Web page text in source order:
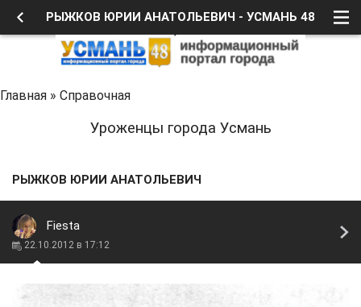
РЫЖКОВ ЮРИИ АНАТОЛЬЕВИЧ - УСМАНЬ 48
Главная » Справочная
Уроженцы города Усмань
РЫЖКОВ ЮРИИ АНАТОЛЬЕВИЧ
Fiesta
22.10.2012 в 17:12